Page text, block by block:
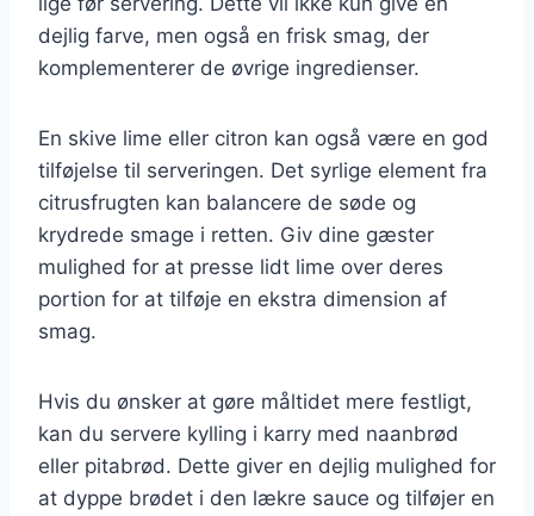
dejlig farve, men også en frisk smag, der
komplementerer de øvrige ingredienser.
En skive lime eller citron kan også være en god
tilføjelse til serveringen. Det syrlige element fra
citrusfrugten kan balancere de søde og
krydrede smage i retten. Giv dine gæster
mulighed for at presse lidt lime over deres
portion for at tilføje en ekstra dimension af
smag.
Hvis du ønsker at gøre måltidet mere festligt,
kan du servere kylling i karry med naanbrød
eller pitabrød. Dette giver en dejlig mulighed for
at dyppe brødet i den lækre sauce og tilføjer en